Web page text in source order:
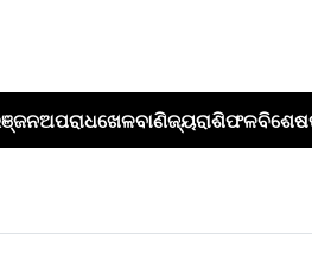
ଅପରାଧଖେଳବାଣିଜ୍ୟରାଶିଫଳବିଶେଷ